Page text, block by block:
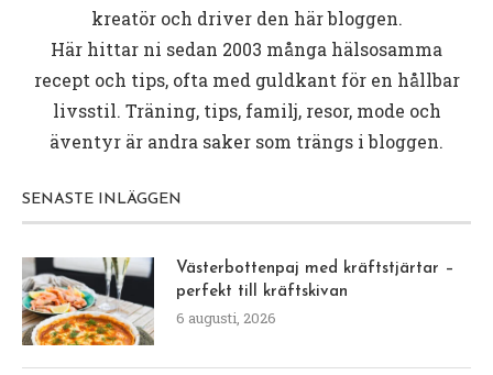
kreatör och driver den här bloggen.
Här hittar ni sedan 2003 många hälsosamma
recept och tips, ofta med guldkant för en hållbar
livsstil. Träning, tips, familj, resor, mode och
äventyr är andra saker som trängs i bloggen.
SENASTE INLÄGGEN
Västerbottenpaj med kräftstjärtar –
perfekt till kräftskivan
6 augusti, 2026